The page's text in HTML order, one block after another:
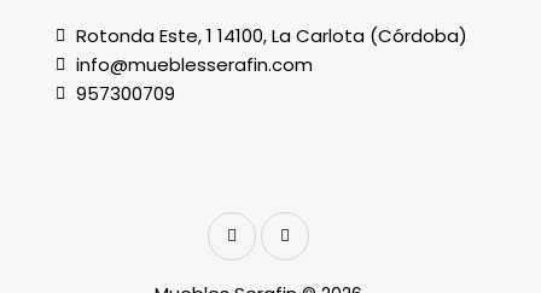
Rotonda Este, 1 14100, La Carlota (Córdoba)
info@mueblesserafin.com
957300709